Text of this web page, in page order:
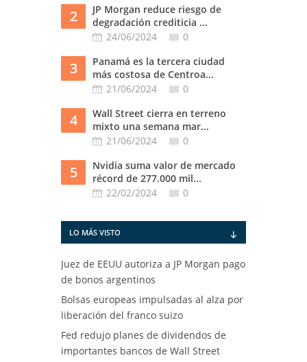
2
JP Morgan reduce riesgo de
degradación crediticia ...
24/06/2024
0
3
Panamá es la tercera ciudad
más costosa de Centroa...
21/06/2024
0
4
Wall Street cierra en terreno
mixto una semana mar...
21/06/2024
0
5
Nvidia suma valor de mercado
récord de 277.000 mil...
22/02/2024
0
LO MÁS VISTO
Juez de EEUU autoriza a JP Morgan pago
de bonos argentinos
Bolsas europeas impulsadas al alza por
liberación del franco suizo
Fed redujo planes de dividendos de
importantes bancos de Wall Street